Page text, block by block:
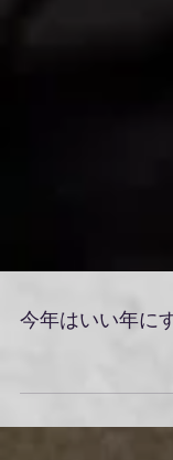
今年はいい年に